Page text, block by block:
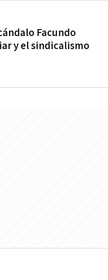
Facundo
y el sindicalismo